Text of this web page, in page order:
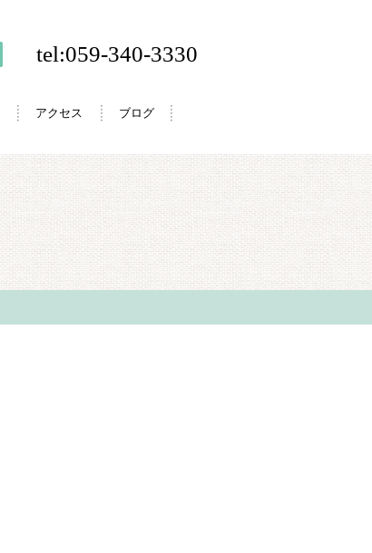
アクセス ブログ
tel:059-340-3330